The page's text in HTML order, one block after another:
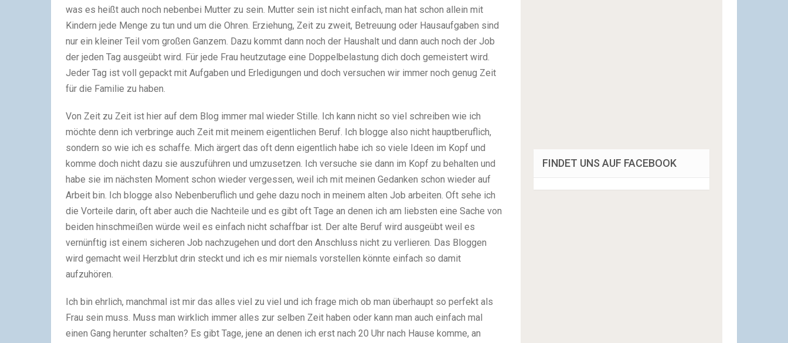
was es heißt auch noch nebenbei Mutter zu sein. Mutter sein ist nicht einfach, man hat schon allein mit
Kindern jede Menge zu tun und um die Ohren. Erziehung, Zeit zu zweit, Betreuung oder Hausaufgaben sind
nur ein kleiner Teil vom großen Ganzem. Dazu kommt dann noch der Haushalt und dann auch noch der Job
der jeden Tag ausgeübt wird. Für jede Frau heutzutage eine Doppelbelastung dich doch gemeistert wird.
Jeder Tag ist voll gepackt mit Aufgaben und Erledigungen und doch versuchen wir immer noch genug Zeit
für die Familie zu haben.
Von Zeit zu Zeit ist hier auf dem Blog immer mal wieder Stille. Ich kann nicht so viel schreiben wie ich
möchte denn ich verbringe auch Zeit mit meinem eigentlichen Beruf. Ich blogge also nicht hauptberuflich,
sondern so wie ich es schaffe. Mich ärgert das oft denn eigentlich habe ich so viele Ideen im Kopf und
komme doch nicht dazu sie auszuführen und umzusetzen. Ich versuche sie dann im Kopf zu behalten und
habe sie im nächsten Moment schon wieder vergessen, weil ich mit meinen Gedanken schon wieder auf
Arbeit bin. Ich blogge also Nebenberuflich und gehe dazu noch in meinem alten Job arbeiten. Oft sehe ich
die Vorteile darin, oft aber auch die Nachteile und es gibt oft Tage an denen ich am liebsten eine Sache von
beiden hinschmeißen würde weil es einfach nicht schaffbar ist. Der alte Beruf wird ausgeübt weil es
vernünftig ist einem sicheren Job nachzugehen und dort den Anschluss nicht zu verlieren. Das Bloggen
wird gemacht weil Herzblut drin steckt und ich es mir niemals vorstellen könnte einfach so damit
aufzuhören.
Ich bin ehrlich, manchmal ist mir das alles viel zu viel und ich frage mich ob man überhaupt so perfekt als
Frau sein muss. Muss man wirklich immer alles zur selben Zeit haben oder kann man auch einfach mal
einen Gang herunter schalten? Es gibt Tage, jene an denen ich erst nach 20 Uhr nach Hause komme, an
FINDET UNS AUF FACEBOOK